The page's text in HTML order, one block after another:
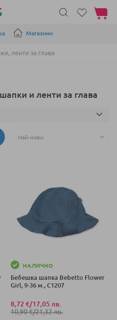
Магазини
Моята
ленти за глава
и ленти за глава
НАЛИЧНО
Бебешка шапка Bebetto Flower
Girl, 9-36 м., C1207
8,72 €/17,05 лв.
10,90 €/21,32 лв.